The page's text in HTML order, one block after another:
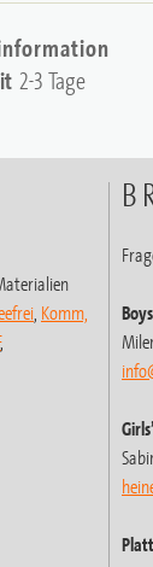
2-3 Tage
, Komm,
,